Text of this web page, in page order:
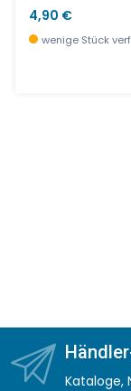
4,90 €
wenige Stück
Kataloge,